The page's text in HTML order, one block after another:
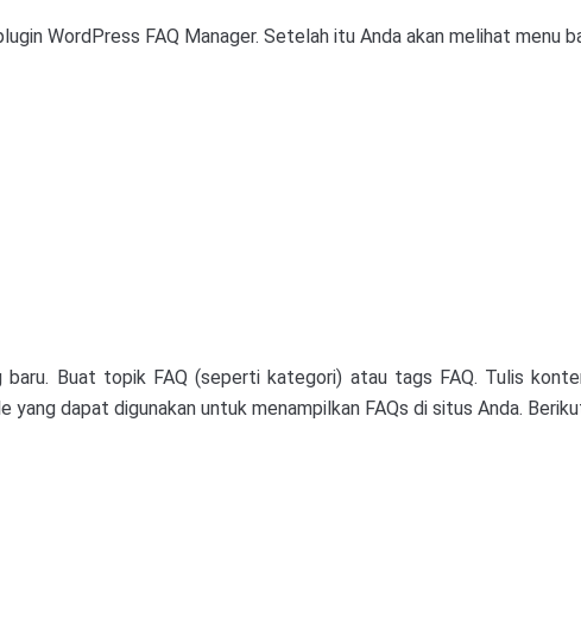
WordPress FAQ Manager. Setelah itu Anda akan melihat menu
Buat topik FAQ (seperti kategori) atau tags FAQ. Tulis
dapat digunakan untuk menampilkan FAQs di situs Anda.